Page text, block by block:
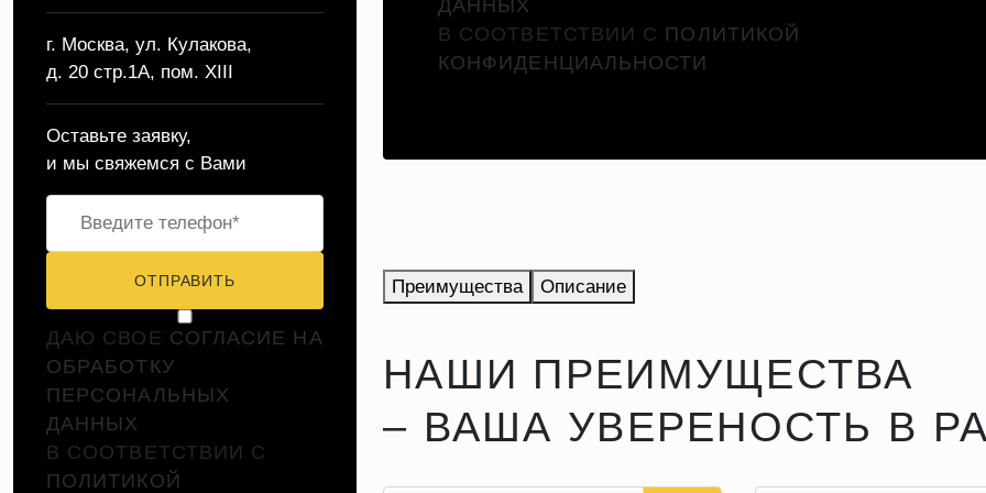
г. Москва, ул. Кулакова,
д. 20 стр.1А, пом. XIII
Оставьте заявку,
и мы свяжемся с Вами
ОТПРАВИТЬ
ДАЮ СВОЕ СОГЛАСИЕ НА
ОБРАБОТКУ
ПЕРСОНАЛЬНЫХ
ДАННЫХ
В СООТВЕТСТВИИ С
ПОЛИТИКОЙ
ДАННЫХ
В СООТВЕТСТВИИ С ПОЛИТИКОЙ
КОНФИДЕНЦИАЛЬНОСТИ
Преимущества Описание
НАШИ ПРЕИМУЩЕСТВА
– ВАША УВЕРЕНОСТЬ В